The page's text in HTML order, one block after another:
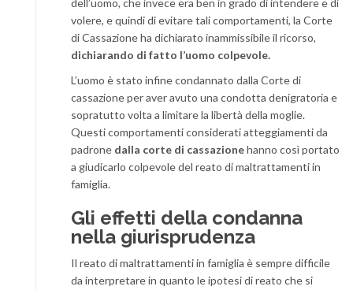
dell’uomo, che invece era ben in grado di intendere e di
volere, e quindi di evitare tali comportamenti, la Corte
di Cassazione ha dichiarato inammissibile il ricorso,
dichiarando di fatto l’uomo colpevole.
L’uomo è stato infine condannato dalla Corte di
cassazione per aver avuto una condotta denigratoria e
sopratutto volta a limitare la libertà della moglie.
Questi comportamenti considerati atteggiamenti da
padrone dalla corte di cassazionehanno così portato
a giudicarlo colpevole del reato di maltrattamenti in
famiglia.
Gli effetti della condanna
nella giurisprudenza
Il reato di maltrattamenti in famiglia è sempre difficile
da interpretare in quanto le ipotesi di reato che si